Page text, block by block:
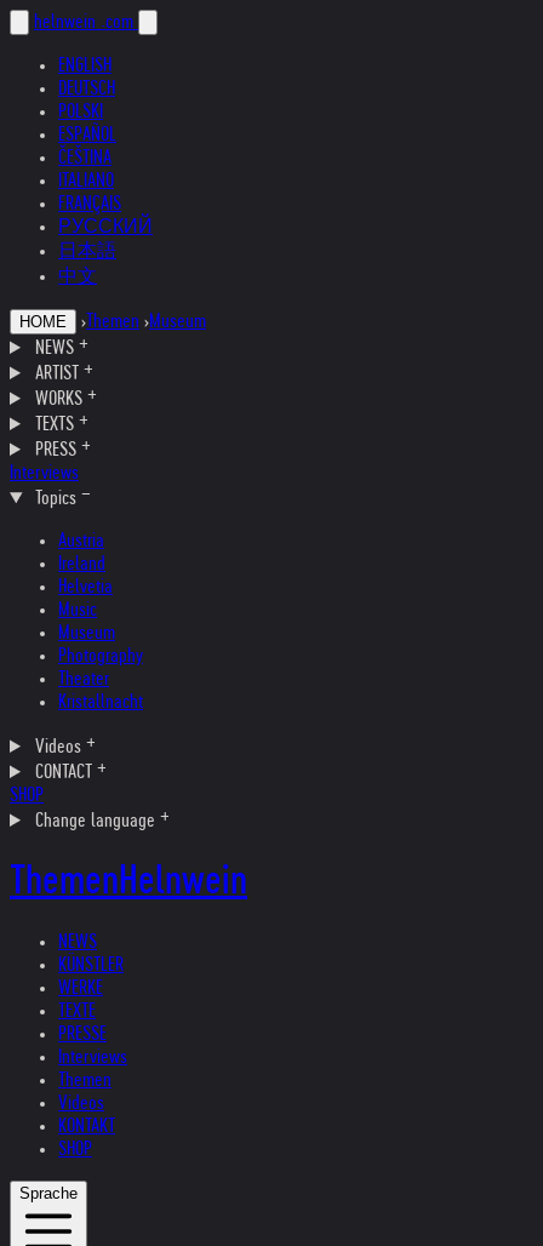
helnwein .com
ENGLISH
DEUTSCH
POLSKI
ESPAÑOL
ČEŠTINA
ITALIANO
FRANÇAIS
РУССКИЙ
日本語
中文
HOME › Themen ›Museum
NEWS
ARTIST
WORKS
TEXTS
PRESS
Interviews
Topics
Austria
Ireland
Helvetia
Music
Museum
Photography
Theater
Kristallnacht
Videos
CONTACT
SHOP
Change language
ThemenHelnwein
NEWS
KÜNSTLER
WERKE
TEXTE
PRESSE
Interviews
Themen
Videos
KONTAKT
SHOP
Sprache